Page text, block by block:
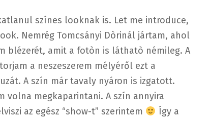
színes looknak is. Let me introduce,
Nemrég Tomcsányi Dòrinál jártam, ahol
blézerét, amit a fotòn is láthatò némileg. A
a neszeszerem mélyéről ezt a
A szín már tavaly nyáron is izgatott.
volna megkaparintani. A szín annyira
az egész “show-t” szerintem
Így a